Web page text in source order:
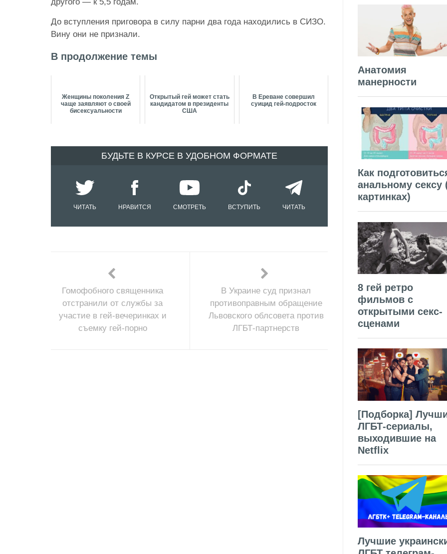
До вступления приговора в силу парни два года находились в СИЗО.
Вину они не признали.
В продолжение темы
Женщины поколения Z
чаще заявляют о своей
бисексуальности
Открытый гей может стать
кандидатом в президенты
США
В Ереване совершил
суицид гей-подросток
БУДЬТЕ В КУРСЕ В УДОБНОМ ФОРМАТЕ
ЧИТАТЬ НРАВИТСЯ СМОТРЕТЬ ВСТУПИТЬ ЧИТАТЬ
Гомофобного священника
отстранили от службы за
участие в гей-вечеринках и
съемку гей-порно
В Украине суд признал
противоправным обращение
Львовского облсовета против
ЛГБТ-партнерств
Анатомия
манерности
Как
анальному сексу
картинках)
8 гей ретро
фильмов с
открытыми секс-
сценами
[Подборка]
ЛГБТ-сериалы,
выходившие на
Netflix
Лучшие